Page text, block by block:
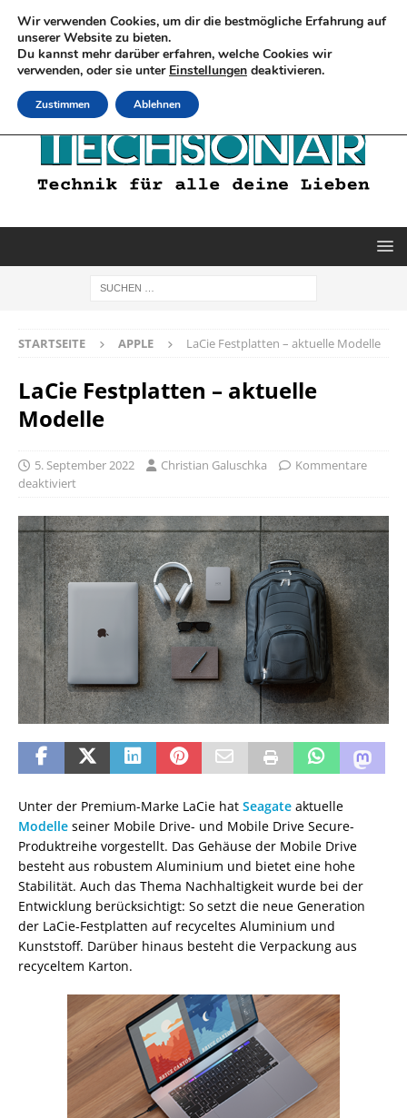
STARTSEITE APPLE LaCie Festplatten – aktuelle Modelle
LaCie Festplatten – aktuelle
Modelle
5. September 2022 Christian Galuschka
Kommentare
deaktiviert
Unter der Premium-Marke LaCie hat Seagate aktuelle
Modelle seiner Mobile Drive- und Mobile Drive Secure-
Produktreihe vorgestellt. Das Gehäuse der Mobile Drive
besteht aus robustem Aluminium und bietet eine hohe
Stabilität. Auch das Thema Nachhaltigkeit wurde bei der
Entwicklung berücksichtigt: So setzt die neue Generation
der LaCie-Festplatten auf recyceltes Aluminium und
Kunststoff. Darüber hinaus besteht die Verpackung aus
recyceltem Karton.
Wir verwenden Cookies, um dir die bestmögliche Erfahrung auf
unserer Website zu bieten.
Du kannst mehr darüber erfahren, welche Cookies wir
verwenden, oder sie unter Einstellungen deaktivieren.
Zustimmen Ablehnen